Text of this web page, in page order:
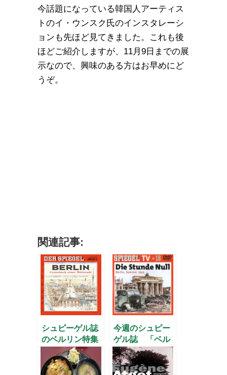
今話題になっている韓国人アーティス
トのイ・ウンスク氏のインスタレーシ
ョンも先ほど見てきました。これも後
ほどご紹介しますが、11月9日までの展
示なので、興味のある方はお早めにど
うぞ。
関連記事:
シュピーゲル誌
のベルリン特集
今週のシュピー
ゲル誌 「ベル
リン、1945年
夏」